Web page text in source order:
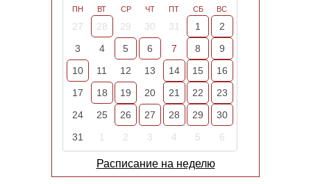
ПН ВТ СР ЧТ ПТ СБ ВС
27 28 29 30 31 1
2
3
4 5 6 7 8
9
10
11 12 13 14 15
16
17
18 19 20 21 22
23
24
25 26 27 28 29
30
31
1 2 3 4 5 6
Расписание на неделю